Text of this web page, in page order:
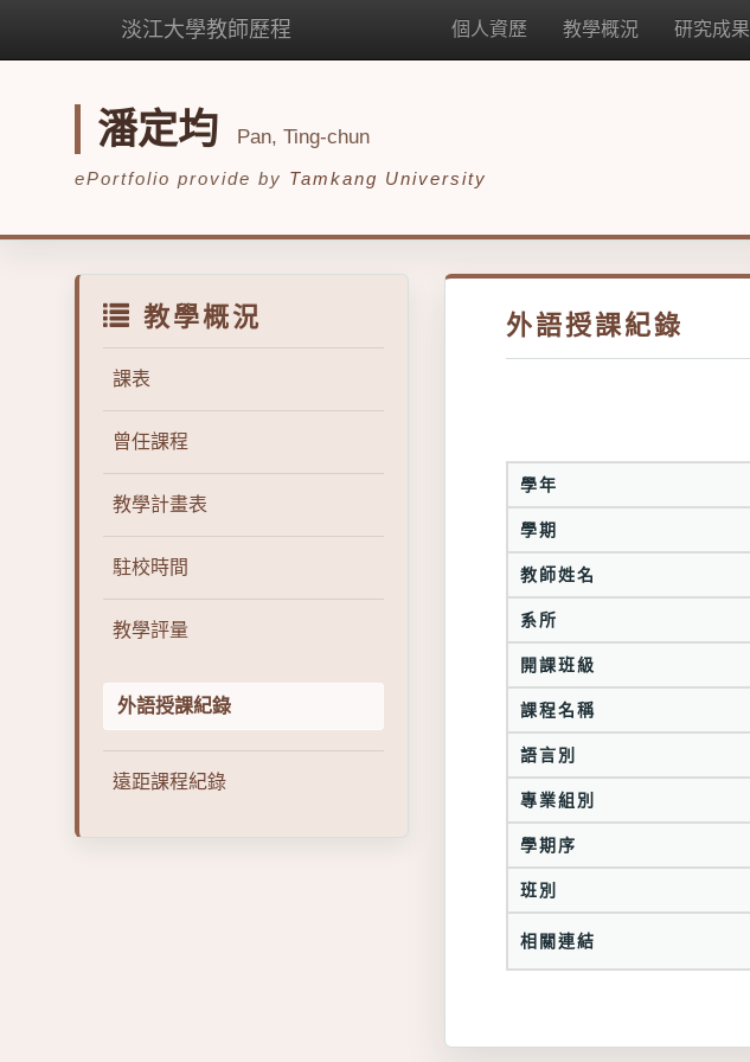
淡江大學教師歷程 個人資歷 教學概況 研究成果
潘定均 Pan, Ting-chun
ePortfolio provide by Tamkang University
教學概況
課表
曾任課程
教學計畫表
駐校時間
教學評量
外語授課紀錄
遠距課程紀錄
外語授課紀錄
學年
學期
教師姓名
系所
開課班級
課程名稱
語言別
專業組別
學期序
班別
相關連結